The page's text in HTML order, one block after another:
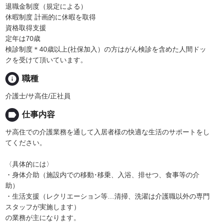
退職金制度（規定による）
休暇制度 計画的に休暇を取得
資格取得支援
定年は70歳
検診制度＊40歳以上(社保加入）の方はがん検診を含めた人間ドッ
クを受けて頂いています。
info 職種
介護士/サ高住/正社員
label 仕事内容
サ高住での介護業務を通して入居者様の快適な生活のサポートをし
てください。
〈具体的には〉
・身体介助（施設内での移動･移乗、入浴、排せつ、食事等の介
助）
・生活支援（レクリエーション等…清掃、洗濯は介護職以外の専門
スタッフが実施します）
の業務が主になります。